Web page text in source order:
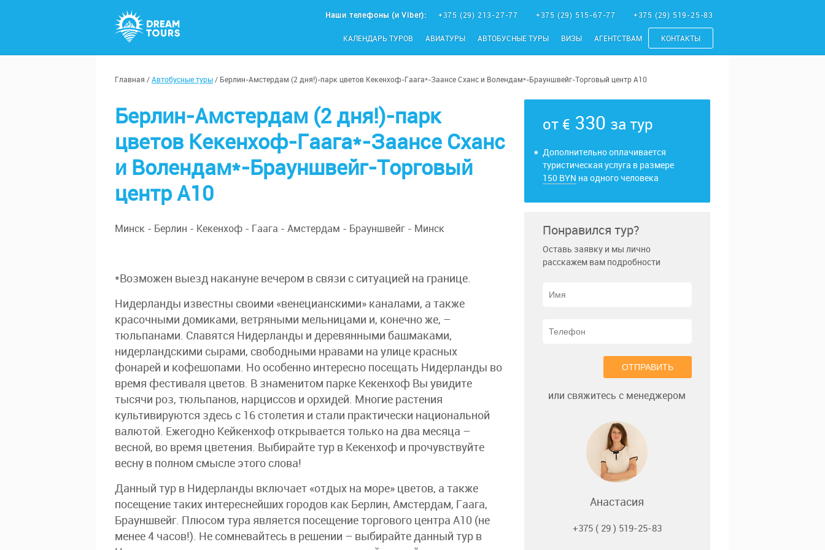
Наши телефоны (и Viber): +375 (29) 213-27-77 +375 (29) 515-67-77 +375 (29) 519-25-83
КАЛЕНДАРЬ ТУРОВ АВИАТУРЫ АВТОБУСНЫЕ ТУРЫ ВИЗЫ АГЕНТСТВАМ КОНТАКТЫ
Главная /Автобусные туры / Берлин-Амстердам (2 дня!)-парк цветов Кекенхоф-Гаага*-Заансе Сханс и Волендам*-Брауншвейг-Торговый центр А10
Берлин-Амстердам (2 дня!)-парк
цветов Кекенхоф-Гаага*-Заансе Сханс
и Волендам*-Брауншвейг-Торговый
центр А10
Минск - Берлин - Кекенхоф - Гаага - Амстердам - Брауншвейг - Минск
*Возможен выезд накануне вечером в связи с ситуацией на границе.
Нидерланды известны своими «венецианскими» каналами, а также
красочными домиками, ветряными мельницами и, конечно же, –
тюльпанами. Славятся Нидерланды и деревянными башмаками,
нидерландскими сырами, свободными нравами на улице красных
фонарей и кофешопами. Но особенно интересно посещать Нидерланды во
время фестиваля цветов. В знаменитом парке Кекенхоф Вы увидите
тысячи роз, тюльпанов, нарциссов и орхидей. Многие растения
культивируются здесь с 16 столетия и стали практически национальной
валютой. Ежегодно Кейкенхоф открывается только на два месяца –
весной, во время цветения. Выбирайте тур в Кекенхоф и прочувствуйте
весну в полном смысле этого слова!
Данный тур в Нидерланды включает «отдых на море» цветов, а также
посещение таких интереснейших городов как Берлин, Амстердам, Гаага,
Брауншвейг. Плюсом тура является посещение торгового центра А10 (не
менее 4 часов!). Не сомневайтесь в решении – выбирайте данный тур в
от € 330 за тур
Дополнительно оплачивается
туристическая услуга в размере
150 BYN на одного человека
Понравился тур?
Оставь заявку и мы лично
расскажем вам подробности
ОТПРАВИТЬ
или свяжитесь с менеджером
Анастасия
+375 ( 29 ) 519-25-83